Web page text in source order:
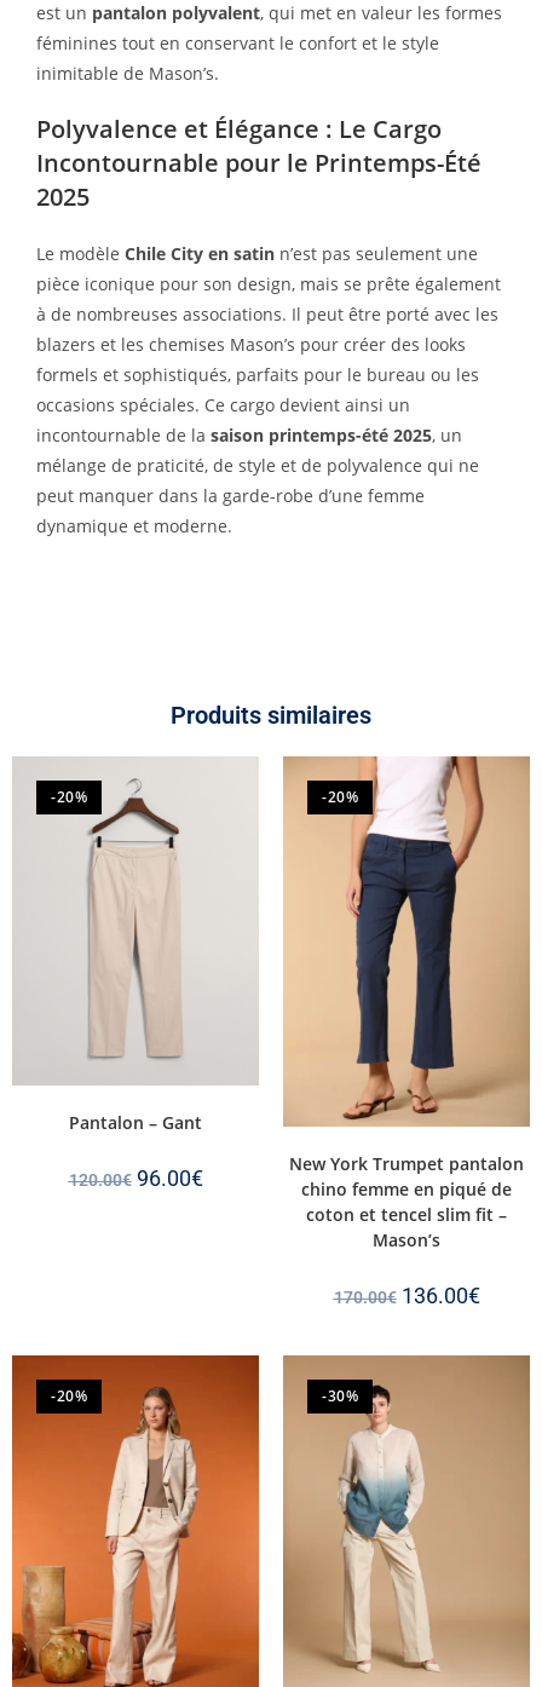
est un pantalon polyvalent, qui met en valeur les formes
féminines tout en conservant le confort et le style
inimitable de Mason’s.
Polyvalence et Élégance : Le Cargo
Incontournable pour le Printemps-Été
2025
Le modèle Chile City en satin n’est pas seulement une
pièce iconique pour son design, mais se prête également
à de nombreuses associations. Il peut être porté avec les
blazers et les chemises Mason’s pour créer des looks
formels et sophistiqués, parfaits pour le bureau ou les
occasions spéciales. Ce cargo devient ainsi un
incontournable de la saison printemps-été 2025, un
mélange de praticité, de style et de polyvalence qui ne
peut manquer dans la garde-robe d’une femme
dynamique et moderne.
Produits similaires
-20%
Pantalon – Gant
120.00€ 96.00€
-20%
New York Trumpet pantalon
chino femme en piqué de
coton et tencel slim fit –
Mason’s
170.00€ 136.00€
-20% -30%